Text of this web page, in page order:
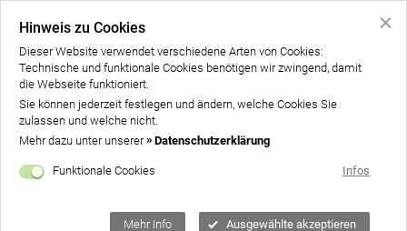
Home
Über uns
Angebote
Gut zu wissen
Hinweis zu Cookies
Dieser Website verwendet verschiedene Arten von Cookies:
Technische und funktionale Cookies benötigen wir zwingend, damit
die Webseite funktioniert.
Sie können jederzeit festlegen und ändern, welche Cookies Sie
zulassen und welche nicht.
Mehr dazu unter unserer
Datenschutzerklärung
Funktionale Cookies Infos
Mehr Info Ausgewählte akzeptieren